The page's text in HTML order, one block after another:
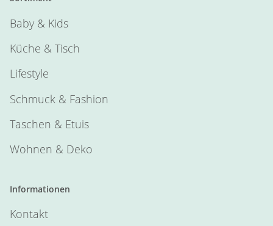
Baby & Kids
Küche & Tisch
Lifestyle
Schmuck & Fashion
Taschen & Etuis
Wohnen & Deko
Informationen
Kontakt